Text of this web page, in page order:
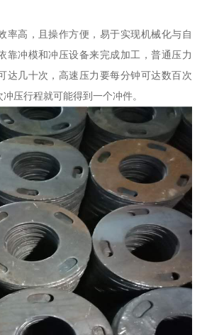
率高，且操作方便，易于实现机械化与自
靠冲模和冲压设备来完成加工，普通压力
达几十次，高速压力要每分钟可达数百次
压行程就可能得到一个冲件。